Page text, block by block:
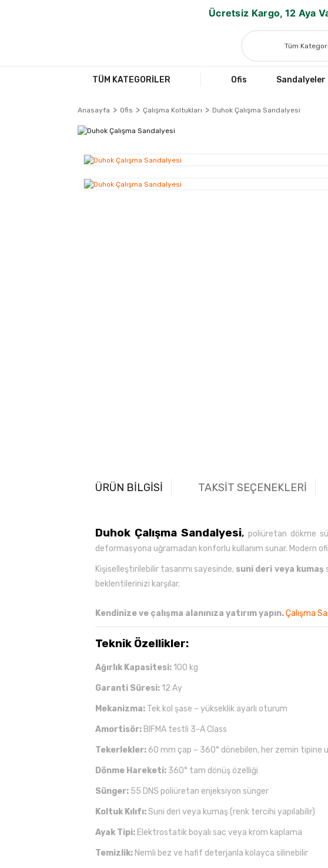
Ücretsiz Kargo, 12 Aya
TÜM KATEGORİLER Ofis Sandalyeler
Anasayfa Ofis Çalışma Koltukları Duhok Çalışma Sandalyesi
ÜRÜN BİLGİSİ TAKSİT SEÇENEKLERİ
Duhok Çalışma Sandalyesi, poliüretan dökme
deformasyona uğramadan konforlu kullanım sunar. Modern
Kişiselleştirilebilir tasarımı sayesinde, suni deri veya kumaş
beklentilerinizi karşılar.
Kendinize ve çalışma alanınıza yatırım yapın.Çalışma
Teknik Özellikler:
Ağırlık Kapasitesi: 100 kg
Garanti Süresi: 12 Ay
Mekanizma: Tek kol şase – yükseklik ayarlı oturum
Amortisör: BIFMA testli 3-A Class
Tekerlekler: 60 mm çap – 360° dönebilen, her zemin tipine
Dönme Hareketi: 360° tam dönüş özelliği
Sünger: 55 DNS poliüretan enjeksiyon sünger
Koltuk Kılıfı:Suni deri veya kumaş (renk tercihi yapılabilir)
Ayak Tipi: Elektrostatik boyalı sac veya krom kaplama
Temizlik: Nemli bez ve hafif deterjanla kolayca silinebilir